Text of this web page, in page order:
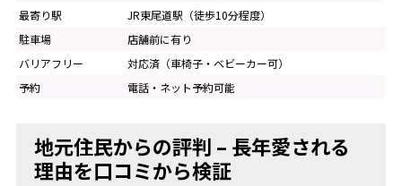
最寄り駅
JR東尾道駅（徒歩10分程度）
駐車場
店舗前に有り
バリアフリー
対応済（車椅子・ベビーカー可）
予約
電話・ネット予約可能
地元住民からの評判 – 長年愛される
理由を口コミから検証